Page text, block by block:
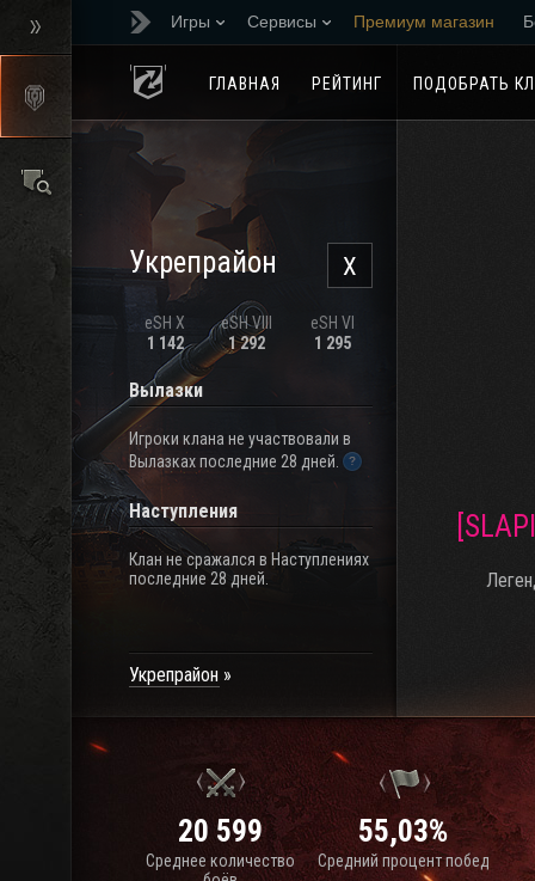
Игры Сервисы Премиум магазин
ГЛАВНАЯ
РЕЙТИНГ ПОДОБРАТЬ
X
Укрепрайон
eSH X
1 142
eSH VIII
1 292
eSH VI
1 295
Вылазки
Игроки клана не участвовали в
Вылазках последние 28 дней.
Наступления
Клан не сражался в Наступлениях
последние 28 дней.
Укрепрайон
20 599
Среднее количество
55,03%
Средний процент побед